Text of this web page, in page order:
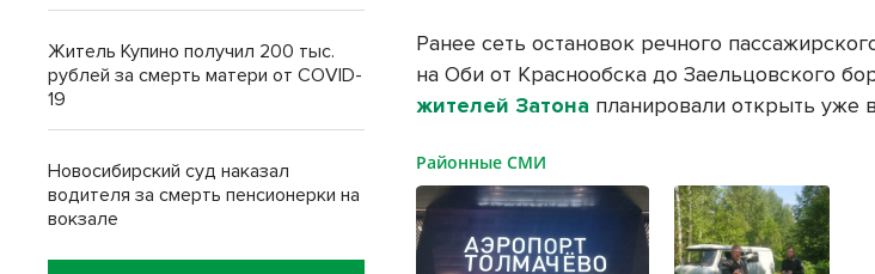
Ранее сеть остановок речного
на Оби от Краснообска до Заельцовского
жителей Затона планировали открыть уже
Районные СМИ
Житель Купино получил 200 тыс.
рублей за смерть матери от COVID-
19
Новосибирский суд наказал
водителя за смерть пенсионерки на
вокзале